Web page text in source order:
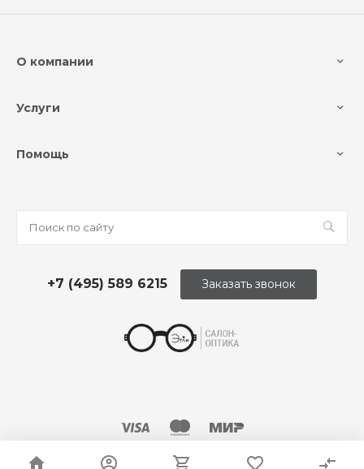
О компании
Услуги
Помощь
+7 (495) 589 6215 Заказать звонок